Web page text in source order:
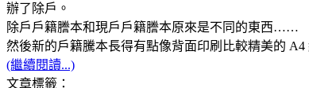
辦了除戶。
除戶戶籍謄本和現戶戶籍謄本原來是不同的東西……
然後新的戶籍騰本長得有點像背面印刷比較精美的 A4
(繼續閱讀...)
文章標籤：